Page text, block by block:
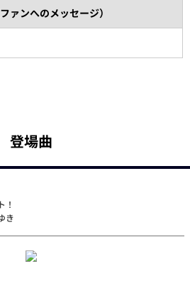
ァンへのメッセージ）
登場曲
！
き